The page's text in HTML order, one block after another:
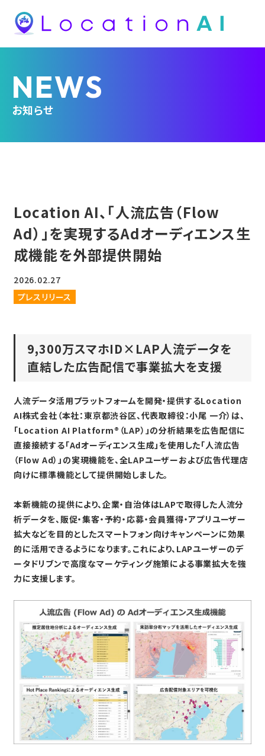
NEWS
お知らせ
Location AI、「人流広告（Flow
Ad）」を実現するAdオーディエンス生
成機能を外部提供開始
2026.02.27
プレスリリース
9,300万スマホID×LAP人流データを
直結した広告配信で事業拡大を支援
人流データ活用プラットフォームを開発・提供するLocation
AI株式会社（本社：東京都渋谷区、代表取締役：小尾 一介）は、
「Location AI Platform®（LAP）」の分析結果を広告配信に
直接接続する「Adオーディエンス生成」を使用した「人流広告
（Flow Ad）」の実現機能を、全LAPユーザーおよび広告代理店
向けに標準機能として提供開始しました。
本新機能の提供により、企業・自治体はLAPで取得した人流分
析データを、販促・集客・予約・応募・会員獲得・アプリユーザー
拡大などを目的としたスマートフォン向けキャンペーンに効果
的に活用できるようになります。これにより、LAPユーザーのデ
ータドリブンで高度なマーケティング施策による事業拡大を強
力に支援します。